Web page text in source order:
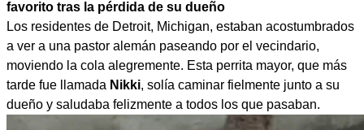
favorito tras la pérdida de su dueño
Los residentes de Detroit, Michigan, estaban acostumbrados
a ver a una pastor alemán paseando por el vecindario,
moviendo la cola alegremente. Esta perrita mayor, que más
tarde fue llamada Nikki, solía caminar fielmente junto a su
dueño y saludaba felizmente a todos los que pasaban.